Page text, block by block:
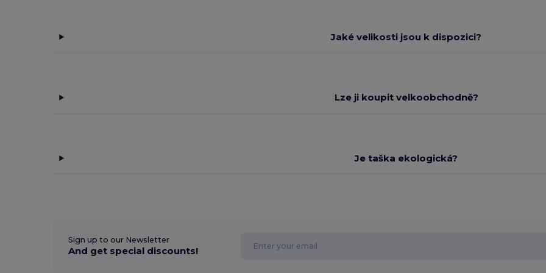
Jaké velikosti jsou k dispozici?
Lze ji koupit velkoobchodně?
Je taška ekologická?
Sign up to our Newsletter
And get special discounts!